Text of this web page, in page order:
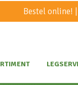
Bestel online!